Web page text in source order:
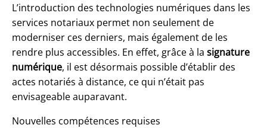
L’introduction des technologies numériques dans les
services notariaux permet non seulement de
moderniser ces derniers, mais également de les
rendre plus accessibles. En effet, grâce à la signature
numérique, il est désormais possible d’établir des
actes notariés à distance, ce qui n’était pas
envisageable auparavant.
Nouvelles compétences requises